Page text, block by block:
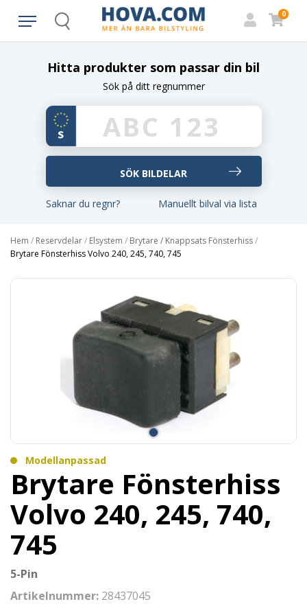
Search
0
Hitta produkter som passar din bil
Sök på ditt regnummer
Saknar du regnr? Manuellt bilval via lista
Hem / Reservdelar/ Elsystem / Brytare / Knappsats Fönsterhiss/
Brytare Fönsterhiss Volvo 240, 245, 740, 745
Modellanpassad
Brytare Fönsterhiss
Volvo 240, 245, 740,
745
5-Pin
Artikelnummer: 28437045